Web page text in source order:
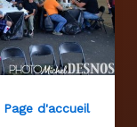
Page d'accueil